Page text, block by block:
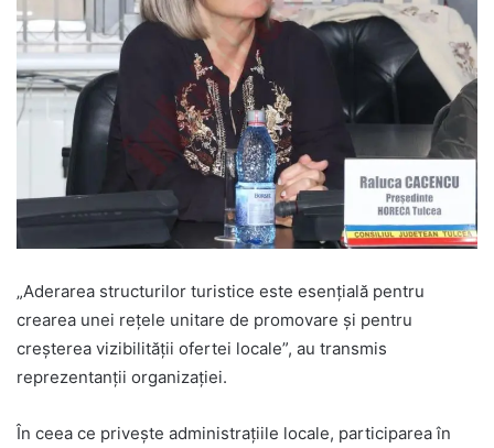
„Aderarea structurilor turistice este esențială pentru
crearea unei rețele unitare de promovare și pentru
creșterea vizibilității ofertei locale”, au transmis
reprezentanții organizației.
În ceea ce privește administrațiile locale, participarea în